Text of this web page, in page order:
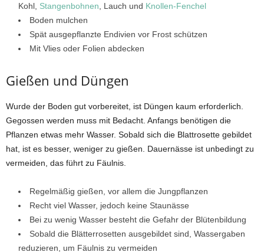
Kohl, Stangenbohnen, Lauch und Knollen-Fenchel
Boden mulchen
Spät ausgepflanzte Endivien vor Frost schützen
Mit Vlies oder Folien abdecken
Gießen und Düngen
Wurde der Boden gut vorbereitet, ist Düngen kaum erforderlich.
Gegossen werden muss mit Bedacht. Anfangs benötigen die
Pflanzen etwas mehr Wasser. Sobald sich die Blattrosette gebildet
hat, ist es besser, weniger zu gießen. Dauernässe ist unbedingt zu
vermeiden, das führt zu Fäulnis.
Regelmäßig gießen, vor allem die Jungpflanzen
Recht viel Wasser, jedoch keine Staunässe
Bei zu wenig Wasser besteht die Gefahr der Blütenbildung
Sobald die Blätterrosetten ausgebildet sind, Wassergaben
reduzieren, um Fäulnis zu vermeiden